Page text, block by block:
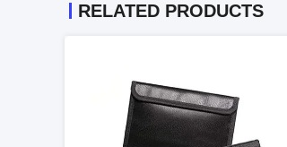
RELATED PRODUCTS